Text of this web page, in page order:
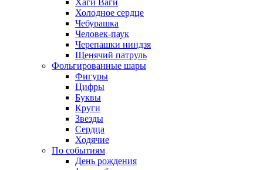
Хаги Ваги
Холодное сердце
Чебурашка
Человек-паук
Черепашки ниндзя
Щенячий патруль
Фольгированные шары
Фигуры
Цифры
Буквы
Круги
Звезды
Сердца
Ходячие
По событиям
День рождения